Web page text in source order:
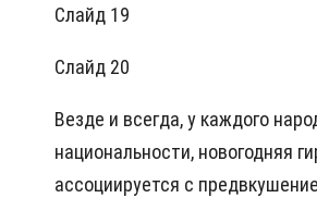
Слайд 19
Слайд 20
Везде и всегда, у каждого
национальности, новогодняя
ассоциируется с